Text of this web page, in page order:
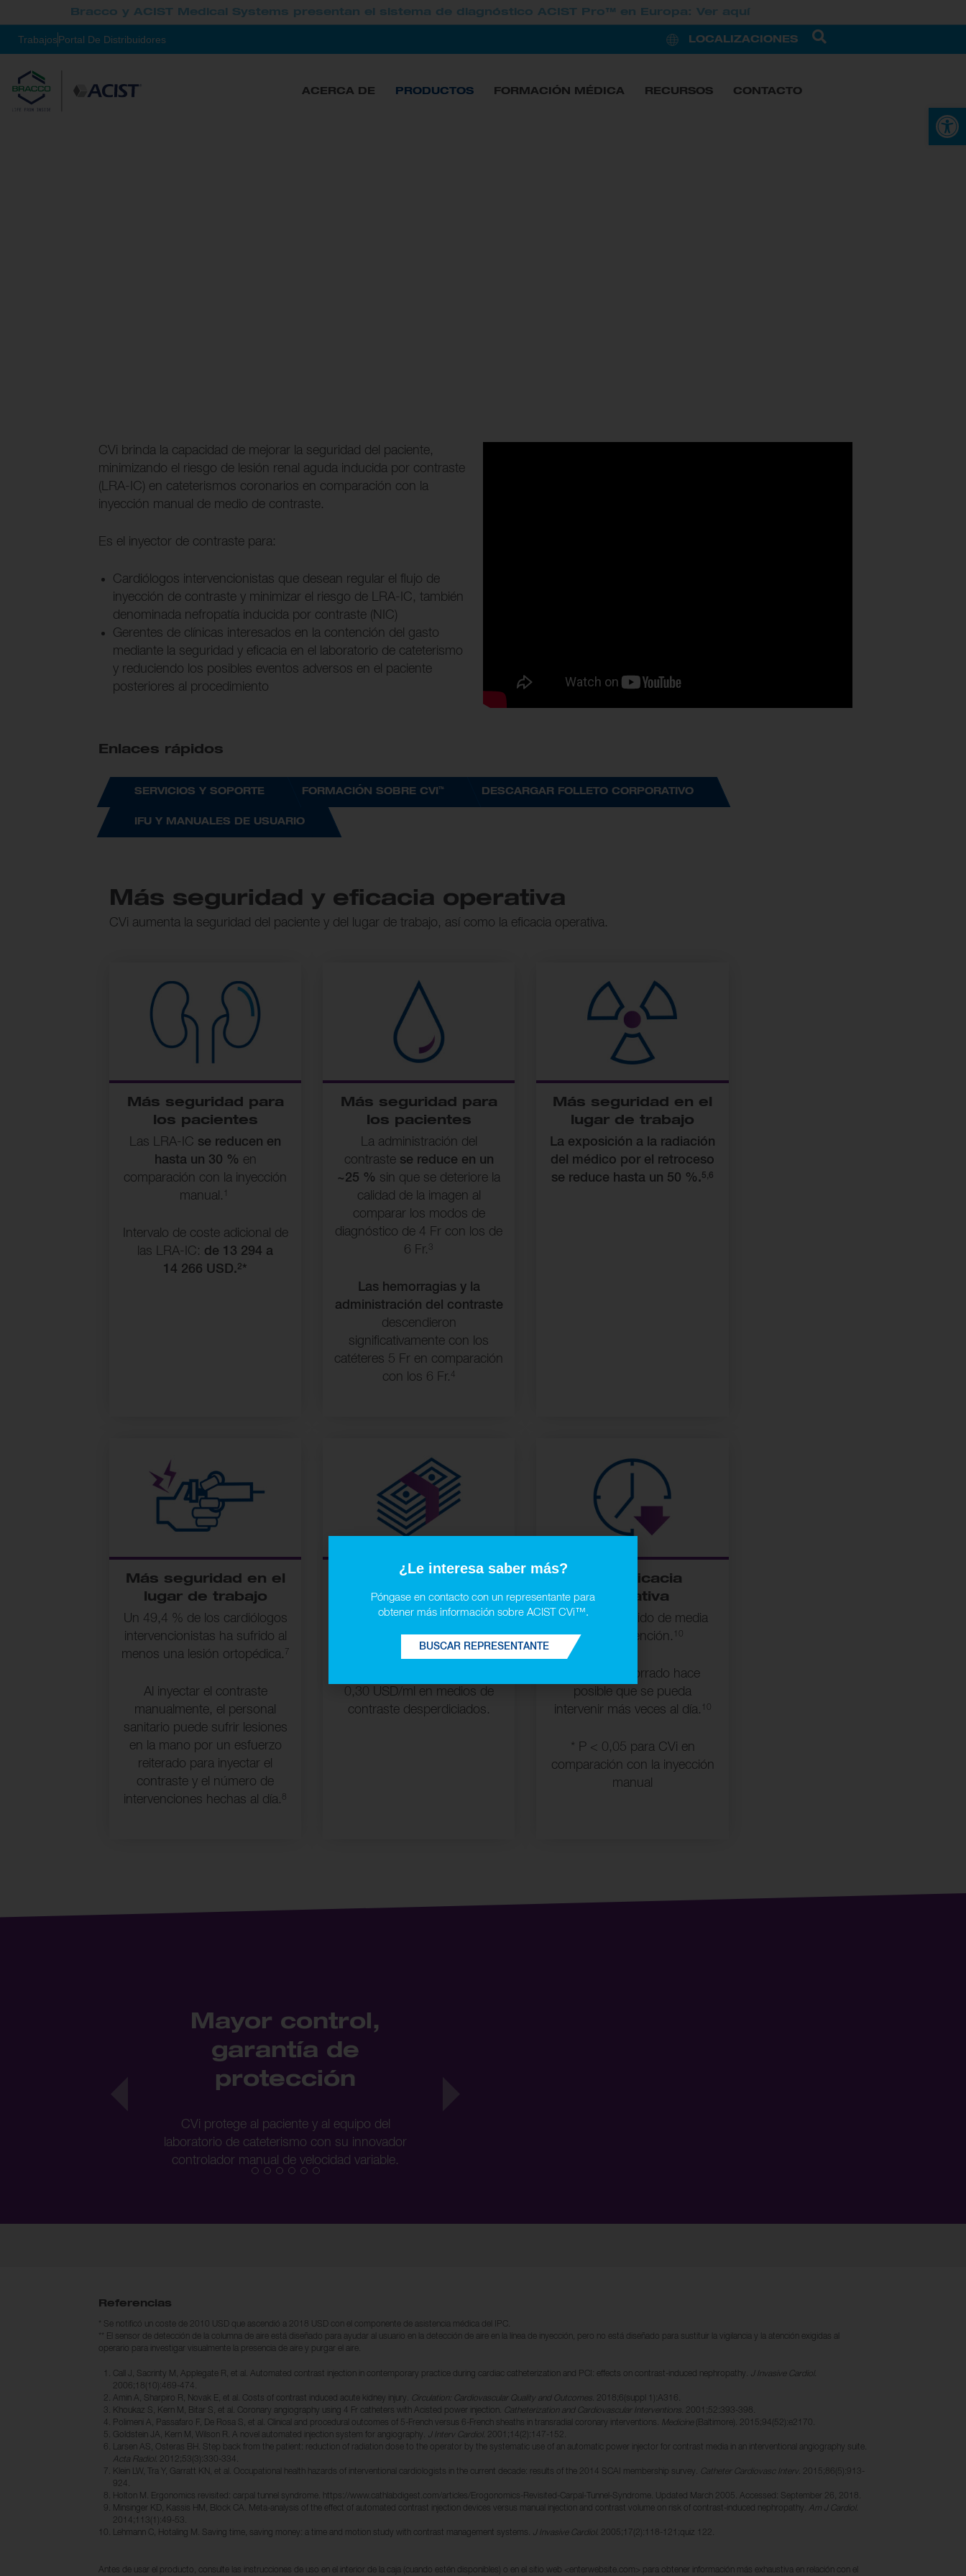
Bracco y ACIST Medical Systems presentan el sistema de diagnóstico ACIST Pro™ en Europa: Ver aquí
TrabajosPortal De Distribuidores LOCALIZACIONES
ACERCA DE PRODUCTOS FORMACIÓN MÉDICA RECURSOS CONTACTO
CVi brinda la capacidad de mejorar la seguridad del paciente,
minimizando el riesgo de lesión renal aguda inducida por contraste
(LRA-IC) en cateterismos coronarios en comparación con la
inyección manual de medio de contraste.
Es el inyector de contraste para:
Cardiólogos intervencionistas que desean regular el flujo de
inyección de contraste y minimizar el riesgo de LRA-IC, también
denominada nefropatía inducida por contraste (NIC)
Gerentes de clínicas interesados en la contención del gasto
mediante la seguridad y eficacia en el laboratorio de cateterismo
y reduciendo los posibles eventos adversos en el paciente
posteriores al procedimiento
Enlaces rápidos
SERVICIOS Y SOPORTE FORMACIÓN SOBRE CVI ™ DESCARGAR FOLLETO CORPORATIVO
IFU Y MANUALES DE USUARIO
Más seguridad y eficacia operativa
CVi aumenta la seguridad del paciente y del lugar de trabajo, así como la eficacia operativa.
Más seguridad para
los pacientes
Las LRA-IC se reducen en
hasta un 30 % en
comparación con la inyección
manual. 1
Intervalo de coste adicional de
las LRA-IC: de 13 294 a
14 266 USD.2*
Más seguridad para
los pacientes
La administración del
contraste se reduce en un
~25 % sin que se deteriore la
calidad de la imagen al
comparar los modos de
diagnóstico de 4 Fr con los de
6 Fr. 3
Las hemorragias y la
administración del contraste
descendieron
significativamente con los
catéteres 5 Fr en comparación
con los 6 Fr. 4
Más seguridad en el
lugar de trabajo
La exposición a la radiación
del médico por el retroceso
se reduce hasta un 50 %.5,6
Más seguridad en el
lugar de trabajo
Un 49,4 % de los cardiólogos
intervencionistas ha sufrido al
menos una lesión ortopédica. 7
Al inyectar el contraste
manualmente, el personal
sanitario puede sufrir lesiones
en la mano por un esfuerzo
reiterado para inyectar el
contraste y el número de
intervenciones hechas al día. 8
Más eficacia
operativa
Se reducen 45 ml por paciente
al usar el inyector.9
0,30 USD/ml en medios de
contraste desperdiciados.
Más eficacia
operativa
5 min más rápido de media
por intervención. 10
El tiempo ahorrado hace
posible que se pueda
intervenir más veces al día. 10
* P < 0,05 para CVi en
comparación con la inyección
manual
Mayor control,
garantía de
protección
CVi protege al paciente y al equipo del
laboratorio de cateterismo con su innovador
controlador manual de velocidad variable.
Referencias
* Se notificó un coste de 2010 USD que ascendió a 2018 USD con el componente de asistencia médica del IPC.
** El sensor de detección de la columna de aire está diseñado para ayudar al usuario en la detección de aire en la línea de inyección, pero no está diseñado para sustituir la vigilancia y la atención exigidas al
operario para investigar visualmente la presencia de aire y purgar el aire.
Call J, Sacrinty M, Applegate R, et al. Automated contrast injection in contemporary practice during cardiac catheterization and PCI: effects on contrast-induced nephropathy. J Invasive Cardiol.
2006;18(10):469-474.
Amin A, Sharpiro R, Novak E, et al. Costs of contrast induced acute kidney injury. Circulation: Cardiovascular Quality and Outcomes. 2018;6(suppl 1):A316.
Khoukaz S, Kern M, Bitar S, et al. Coronary angiography using 4 Fr catheters with Acisted power injection. Catheterization and Cardiovascular Interventions. 2001;52:393-398.
Polimeni A, Passafaro F, De Rosa S, et al. Clinical and procedural outcomes of 5-French versus 6-French sheaths in transradial coronary interventions. Medicine(Baltimore). 2015;94(52):e2170.
Goldstein JA, Kern M, Wilson R. A novel automated injection system for angiography. J Interv Cardiol. 2001;14(2):147-152.
Larsen AS, Osteras BH. Step back from the patient: reduction of radiation dose to the operator by the systematic use of an automatic power injector for contrast media in an interventional angiography suite.
Acta Radiol. 2012;53(3):330-334.
Klein LW, Tra Y, Garratt KN, et al. Occupational health hazards of interventional cardiologists in the current decade: results of the 2014 SCAI membership survey. Catheter Cardiovasc Interv. 2015;86(5):913-
924.
Holton M. Ergonomics revisited: carpal tunnel syndrome. https://www.cathlabdigest.com/articles/Erogonomics-Revisited-Carpal-Tunnel-Syndrome. Updated March 2005. Accessed: September 26, 2018.
Minsinger KD, Kassis HM, Block CA. Meta-analysis of the effect of automated contrast injection devices versus manual injection and contrast volume on risk of contrast-induced nephropathy. Am J Cardiol.
2014;113(1):49-53.
Lehmann C, Hotaling M. Saving time, saving money: a time and motion study with contrast management systems. J Invasive Cardiol. 2005;17(2):118-121;quiz 122.
Antes de usar el producto, consulte las instrucciones de uso en el interior de la caja (cuando estén disponibles) o en el sitio web <enterwebsite.com> para obtener información más exhaustiva en relación con el
¿Le interesa saber más?
Póngase en contacto con un representante para
obtener más información sobre ACIST CVi™.
BUSCAR REPRESENTANTE